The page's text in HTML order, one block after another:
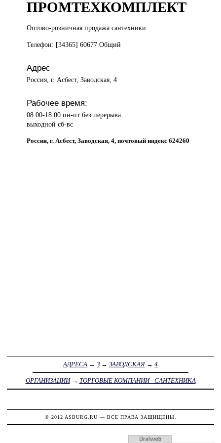
ПРОМТЕХКОМПЛЕКТ
Оптово-розничная продажасантехники
Телефон: [34365] 60677 Общий
Адрес
Россия, г. Асбест, Заводская, 4
Рабочее время:
08.00-18.00 пн-пт без перерыва
выходной сб-вс
Россия, г. Асбест, Заводская, 4, почтовый индекс 624260
АДРЕСА → З → ЗАВОДСКАЯ → 4
ОРГАНИЗАЦИИ→ ТОРГОВЫЕ КОМПАНИИ - САНТЕХНИКА
© 2012 ASBURG.RU — ВСЕ ПРАВА ЗАЩИЩЕНЫ.